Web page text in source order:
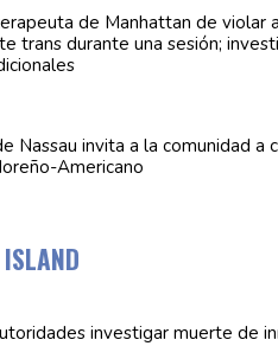
de Manhattan de violar
trans durante una sesión;
Nassau invita a la comunidad a
Americano
investigar muerte de